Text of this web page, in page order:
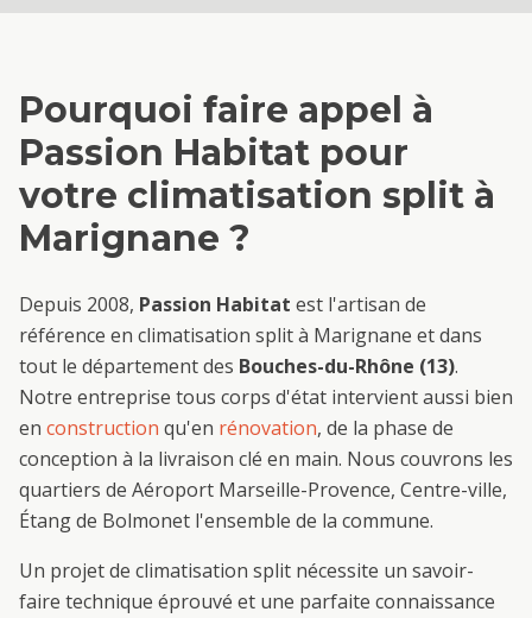
Pourquoi faire appel à
Passion Habitat pour
votre climatisation split à
Marignane ?
Depuis 2008, Passion Habitat est l'artisan de
référence en climatisation splità Marignane et dans
tout le département des Bouches-du-Rhône (13).
Notre entreprise tous corps d'état intervient aussi bien
en construction qu'en rénovation, de la phase de
conception à la livraison clé en main. Nous couvrons les
quartiers de Aéroport Marseille-Provence, Centre-ville,
Étang de Bolmonet l'ensemble de la commune.
Un projet de climatisation split nécessite un savoir-
faire technique éprouvé et une parfaite connaissance